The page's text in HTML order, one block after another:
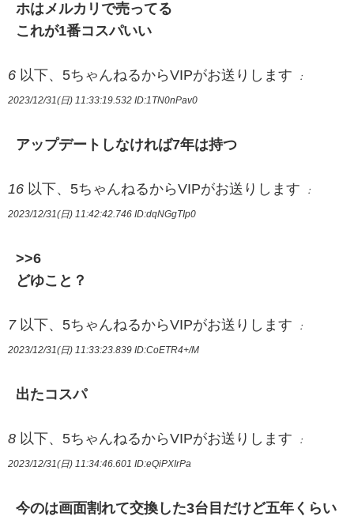
ホはメルカリで売ってる
これが1番コスパいい
6 以下、5ちゃんねるからVIPがお送りします ：
2023/12/31(日) 11:33:19.532 ID:1TN0nPav0
アップデートしなければ7年は持つ
16 以下、5ちゃんねるからVIPがお送りします ：
2023/12/31(日) 11:42:42.746 ID:dqNGgTIp0
>>6
どゆこと？
7 以下、5ちゃんねるからVIPがお送りします ：
2023/12/31(日) 11:33:23.839 ID:CoETR4+/M
出たコスパ
8 以下、5ちゃんねるからVIPがお送りします ：
2023/12/31(日) 11:34:46.601 ID:eQiPXIrPa
今のは画面割れて交換した3台目だけど五年くらい